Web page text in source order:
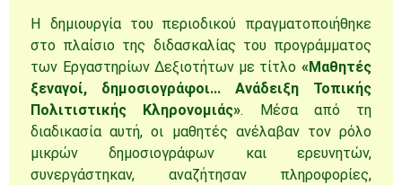
Η δημιουργία του περιοδικού πραγματοποιήθηκε
στο πλαίσιο της διδασκαλίας του προγράμματος
των Εργαστηρίων Δεξιοτήτων με τίτλο «Μαθητές
ξεναγοί, δημοσιογράφοι… Ανάδειξη Τοπικής
Πολιτιστικής Κληρονομιάς». Μέσα από τη
διαδικασία αυτή, οι μαθητές ανέλαβαν τον ρόλο
μικρών δημοσιογράφων και ερευνητών,
συνεργάστηκαν, αναζήτησαν πληροφορίες,